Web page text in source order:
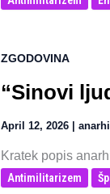
ZGODOVINA
“Sinovi
April 12, 2026 |
Kratek popis
Antimilitarizem